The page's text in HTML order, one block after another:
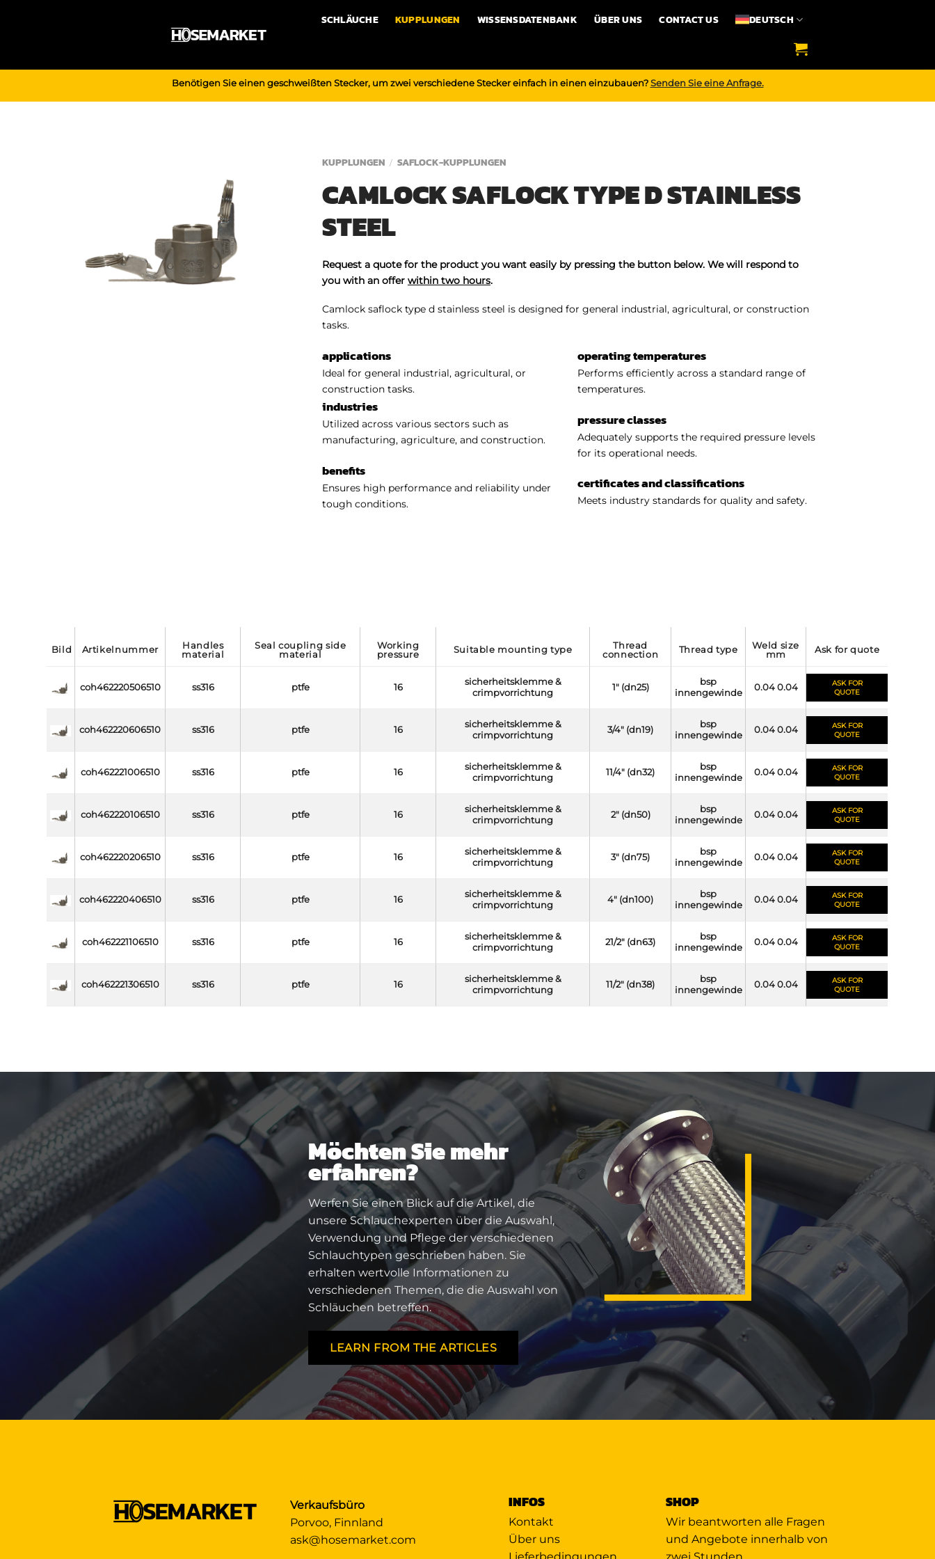
SCHLÄUCHE KUPPLUNGEN WISSENSDATENBANK ÜBER UNS CONTACT US DEUTSCH
Benötigen Sie einen geschweißten Stecker, um zwei verschiedene Stecker einfach in einen einzubauen? Senden Sie eine Anfrage.
KUPPLUNGEN / SAFLOCK-KUPPLUNGEN
CAMLOCK SAFLOCK TYPE D STAINLESS
STEEL
Request a quote for the product you want easily by pressing the button below. We will respond to
you with an offer within two hours.
Camlock saflock type d stainless steel is designed for general industrial, agricultural, or construction
tasks.
applications
Ideal for general industrial, agricultural, or
construction tasks.
industries
Utilized across various sectors such as
manufacturing, agriculture, and construction.
benefits
Ensures high performance and reliability under
tough conditions.
operating temperatures
Performs efficiently across a standard range of
temperatures.
pressure classes
Adequately supports the required pressure levels
for its operational needs.
certificates and classifications
Meets industry standards for quality and safety.
bild artikelnummer
handles
material
seal coupling side
material
working
pressure
suitable mounting type
thread
connection
thread type
weld size
mm
ask for quote
coh462220506510 ss316 ptfe 16
sicherheitsklemme &
crimpvorrichtung
1" (dn25)
bsp
innengewinde
0.04 0.04
ASK FOR
QUOTE
coh462220606510 ss316 ptfe 16
sicherheitsklemme &
crimpvorrichtung
3/4" (dn19)
bsp
innengewinde
0.04 0.04
ASK FOR
QUOTE
coh462221006510 ss316 ptfe 16
sicherheitsklemme &
crimpvorrichtung
11/4" (dn32)
bsp
innengewinde
0.04 0.04
ASK FOR
QUOTE
coh462220106510 ss316 ptfe 16
sicherheitsklemme &
crimpvorrichtung
2" (dn50)
bsp
innengewinde
0.04 0.04
ASK FOR
QUOTE
coh462220206510 ss316 ptfe 16
sicherheitsklemme &
crimpvorrichtung
3" (dn75)
bsp
innengewinde
0.04 0.04
ASK FOR
QUOTE
coh462220406510 ss316 ptfe 16
sicherheitsklemme &
crimpvorrichtung
4" (dn100)
bsp
innengewinde
0.04 0.04
ASK FOR
QUOTE
coh462221106510 ss316 ptfe 16
sicherheitsklemme &
crimpvorrichtung
21/2" (dn63)
bsp
innengewinde
0.04 0.04
ASK FOR
QUOTE
coh462221306510 ss316 ptfe 16
sicherheitsklemme &
crimpvorrichtung
11/2" (dn38)
bsp
innengewinde
0.04 0.04
ASK FOR
QUOTE
Möchten Sie mehr
erfahren?
Werfen Sie einen Blick auf die Artikel, die
unsere Schlauchexperten über die Auswahl,
Verwendung und Pflege der verschiedenen
Schlauchtypen geschrieben haben. Sie
erhalten wertvolle Informationen zu
verschiedenen Themen, die die Auswahl von
Schläuchen betreffen.
LEARN FROM THE ARTICLES
Verkaufsbüro
Porvoo, Finnland
ask@hosemarket.com
INFOS
Kontakt
Über uns
SHOP
Wir beantworten alle Fragen
und Angebote innerhalb von